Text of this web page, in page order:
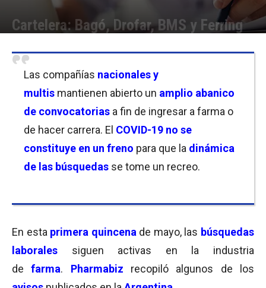
Cartelera: Bagó, Drofar, BMS y Ferring
Las compañías nacionales y
multis mantienen abierto un amplio abanico
de convocatorias a fin de ingresar a farma o
de hacer carrera. El COVID-19 no se
constituye en un freno para que la dinámica
de las búsquedas se tome un recreo.
En esta primera quincena de mayo, las búsquedas
laborales siguen activas en la industria
defarma. Pharmabiz recopiló algunos de los